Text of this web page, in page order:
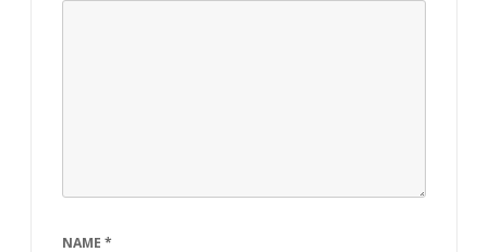
NAME *